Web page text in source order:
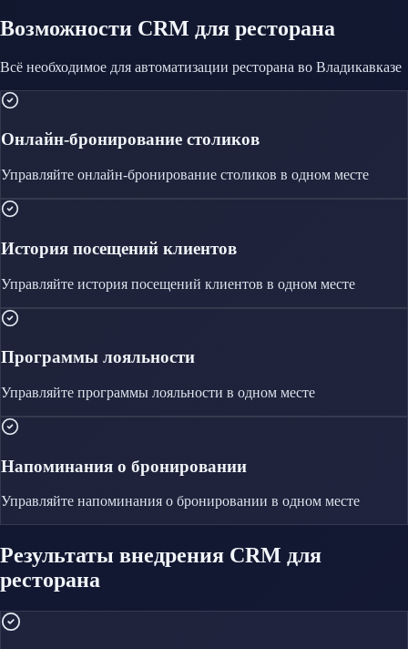
Возможности CRM для ресторана
Всё необходимое для автоматизации ресторана во Владикавказе
Онлайн-бронирование столиков
Управляйте онлайн-бронирование столиков в одном месте
История посещений клиентов
Управляйте история посещений клиентов в одном месте
Программы лояльности
Управляйте программы лояльности в одном месте
Напоминания о бронировании
Управляйте напоминания о бронировании в одном месте
Результаты внедрения CRM для
ресторана